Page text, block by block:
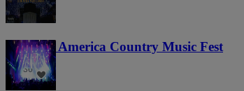
Voices of America Country Music Fest
36